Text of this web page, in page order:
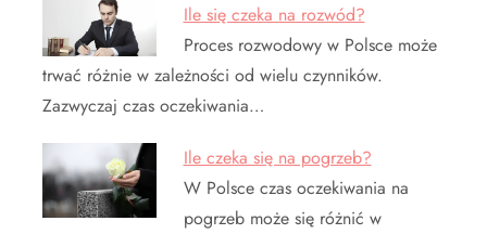
Ile się czeka na rozwód?
Proces rozwodowy w Polsce może
trwać różnie w zależności od wielu czynników.
Zazwyczaj czas oczekiwania…
Ile czeka się na pogrzeb?
W Polsce czas oczekiwania na
pogrzeb może się różnić w